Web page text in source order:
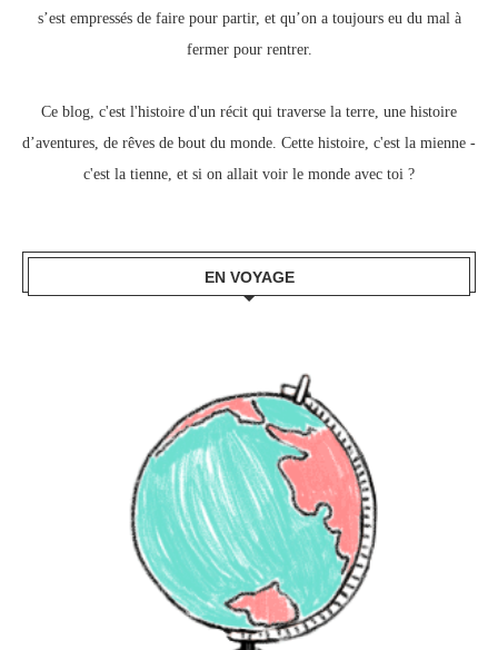
s’est empressés de faire pour partir, et qu’on a toujours eu du mal à
fermer pour rentrer.
Ce blog, c'est l'histoire d'un récit qui traverse la terre, une histoire
d’aventures, de rêves de bout du monde. Cette histoire, c'est la mienne -
c'est la tienne, et si on allait voir le monde avec toi ?
EN VOYAGE